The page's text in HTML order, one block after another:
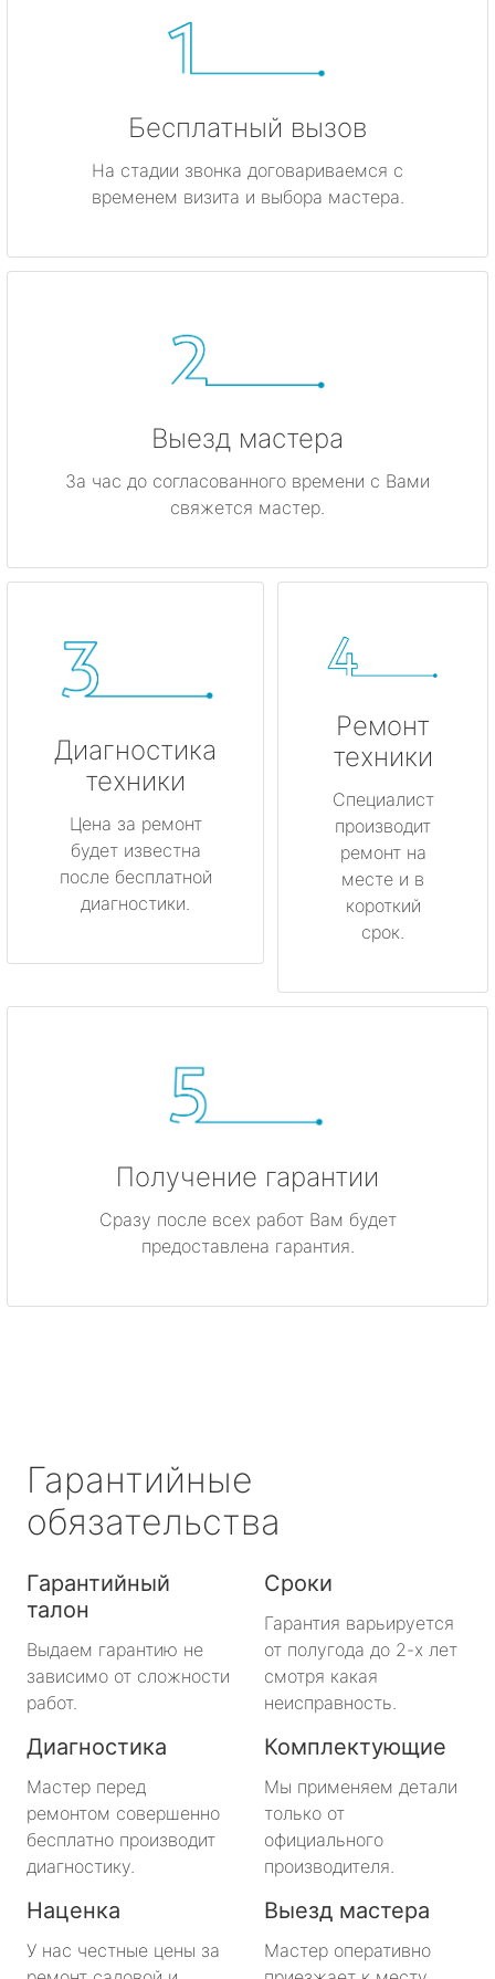
Бесплатный вызов
На стадии звонка договариваемся с
временем визита и выбора мастера.
Выезд мастера
За час до согласованного времени с Вами
свяжется мастер.
Диагностика
техники
Цена за ремонт
будет известна
после бесплатной
диагностики.
Ремонт
техники
Специалист
производит
ремонт на
месте и в
короткий
срок.
Получение гарантии
Сразу после всех работ Вам будет
предоставлена гарантия.
Гарантийные
обязательства
Гарантийный
талон
Выдаем гарантию не
зависимо от сложности
работ.
Сроки
Гарантия варьируется
от полугода до 2-х лет
смотря какая
неисправность.
Диагностика
Мастер перед
ремонтом совершенно
бесплатно производит
диагностику.
Комплектующие
Мы применяем детали
только от
официального
производителя.
Наценка
У нас честные цены за
Выезд мастера
Мастер оперативно